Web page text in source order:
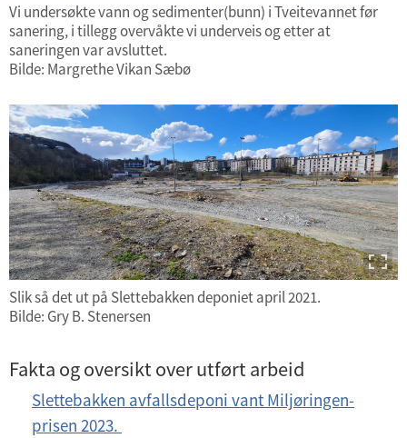
Vi undersøkte vann og sedimenter(bunn) i Tveitevannet før
sanering, i tillegg overvåkte vi underveis og etter at
saneringen var avsluttet.
Bilde: Margrethe Vikan Sæbø
Slik så det ut på Slettebakken deponiet april 2021.
Bilde: Gry B. Stenersen
Fakta og oversikt over utført arbeid
Slettebakken avfallsdeponi vant Miljøringen-
prisen 2023.